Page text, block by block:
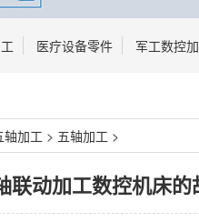
医疗设备零件 军工数控
轴加工 > 五轴加工 >
联动加工数控机床的